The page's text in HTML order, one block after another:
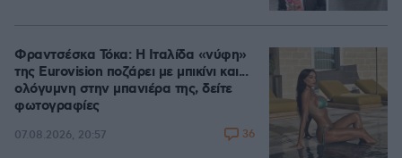
Φραντσέσκα Τόκα: Η Ιταλίδα «νύφη»
της Eurovision ποζάρει με μπικίνι και...
ολόγυμνη στην μπανιέρα της, δείτε
φωτογραφίες
07.08.2026, 20:57 36